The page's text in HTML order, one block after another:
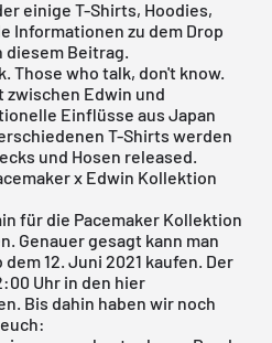
einige T-Shirts, Hoodies,
Informationen zu dem Drop
diesem Beitrag.
Those who talk, don't know.
zwischen Edwin und
Einflüsse aus Japan
T-Shirts werden
und Hosen released.
x Edwin Kollektion
für die Pacemaker Kollektion
Genauer gesagt kann man
12. Juni 2021 kaufen. Der
Uhr in den hier
Bis dahin haben wir noch